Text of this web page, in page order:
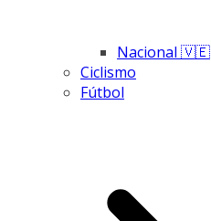
Nacional 🇻🇪
Ciclismo
Fútbol